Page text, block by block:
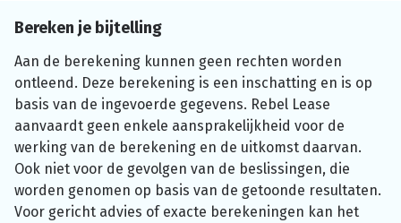
Bereken je bijtelling
Aan de berekening kunnen geen rechten worden
ontleend. Deze berekening is een inschatting en is op
basis van de ingevoerde gegevens. Rebel Lease
aanvaardt geen enkele aansprakelijkheid voor de
werking van de berekening en de uitkomst daarvan.
Ook niet voor de gevolgen van de beslissingen, die
worden genomen op basis van de getoonde resultaten.
Voor gericht advies of exacte berekeningen kan het